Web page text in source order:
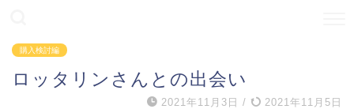
購入検討編
ロッタリンさんとの出会い
2021年11月3日 / 2021年11月5日